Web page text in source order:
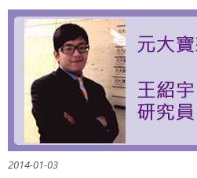
2014-01-03